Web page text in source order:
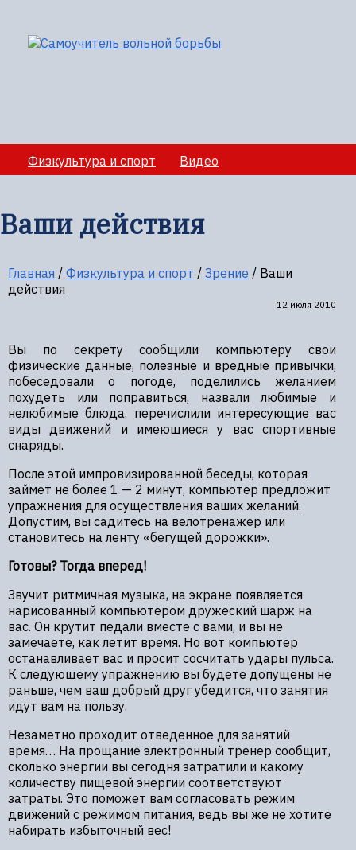
Физкультура и спорт Видео
тренировочных сборов
Секции вольной борбы
Ваши действия
Главная / Физкультура и спорт / Зрение / Ваши
действия
12 июля 2010
Вы по секрету сообщили компьютеру свои
физические данные, полезные и вредные привычки,
побеседовали о погоде, поделились желанием
похудеть или поправиться, назвали любимые и
нелюбимые блюда, перечислили интересующие вас
виды движений и имеющиеся у вас спортивные
снаряды.
После этой импровизированной беседы, которая
займет не более 1 — 2 минут, компьютер предложит
упражнения для осуществления ваших желаний.
Допустим, вы садитесь на велотренажер или
становитесь на ленту «бегущей дорожки».
Готовы? Тогда вперед!
Звучит ритмичная музыка, на экране появляется
нарисованный компьютером дружеский шарж на
вас. Он крутит педали вместе с вами, и вы не
замечаете, как летит время. Но вот компьютер
останавливает вас и просит сосчитать удары пульса.
К следующему упражнению вы будете допущены не
раньше, чем ваш добрый друг убедится, что занятия
идут вам на пользу.
Незаметно проходит отведенное для занятий
время… На прощание электронный тренер сообщит,
сколько энергии вы сегодня затратили и какому
количеству пищевой энергии соответствуют
затраты. Это поможет вам согласовать режим
движений с режимом питания, ведь вы же не хотите
набирать избыточный вес!